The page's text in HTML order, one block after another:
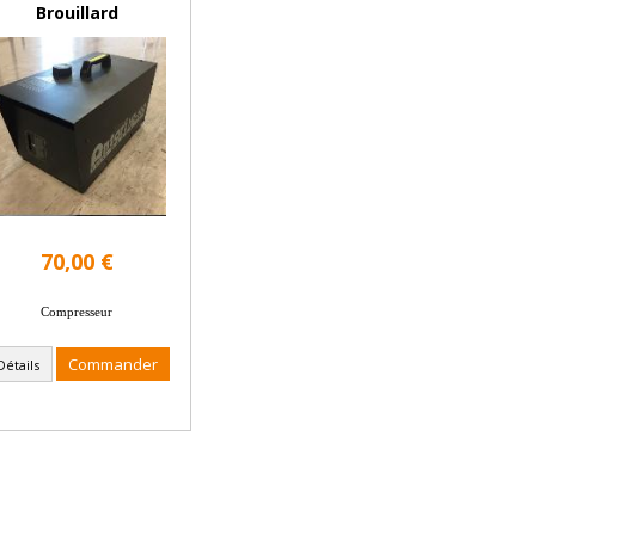
Brouillard
70,00 €
Compresseur
Commander